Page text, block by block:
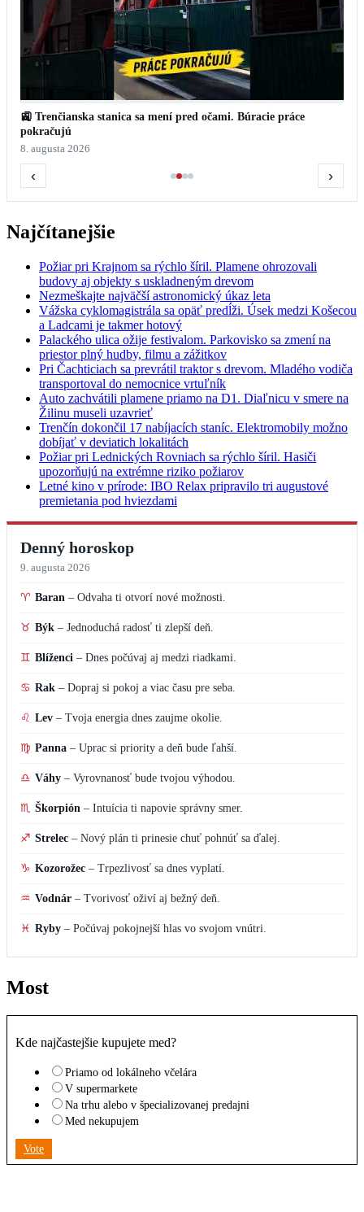
🚉 Trenčianska stanica sa mení pred očami. Búracie práce
pokračujú
8. augusta 2026
‹ ›
Najčítanejšie
Požiar pri Krajnom sa rýchlo šíril. Plamene ohrozovali
budovy aj objekty s uskladneným drevom
Nezmeškajte najväčší astronomický úkaz leta
Vážska cyklomagistrála sa opäť predĺži. Úsek medzi Košecou
a Ladcami je takmer hotový
Palackého ulica ožije festivalom. Parkovisko sa zmení na
priestor plný hudby, filmu a zážitkov
Pri Čachticiach sa prevrátil traktor s drevom. Mladého vodiča
transportoval do nemocnice vrtuľník
Auto zachvátili plamene priamo na D1. Diaľnicu v smere na
Žilinu museli uzavrieť
Trenčín dokončil 17 nabíjacích staníc. Elektromobily možno
dobíjať v deviatich lokalitách
Požiar pri Lednických Rovniach sa rýchlo šíril. Hasiči
upozorňujú na extrémne riziko požiarov
Letné kino v prírode: IBO Relax pripravilo tri augustové
premietania pod hviezdami
Denný horoskop
9. augusta 2026
♈ Baran – Odvaha ti otvorí nové možnosti.
♉ Býk – Jednoduchá radosť ti zlepší deň.
♊ Blíženci – Dnes počúvaj aj medzi riadkami.
♋ Rak – Dopraj si pokoj a viac času pre seba.
♌ Lev – Tvoja energia dnes zaujme okolie.
♍ Panna – Uprac si priority a deň bude ľahší.
♎ Váhy – Vyrovnanosť bude tvojou výhodou.
♏ Škorpión – Intuícia ti napovie správny smer.
♐ Strelec – Nový plán ti prinesie chuť pohnúť sa ďalej.
♑ Kozorožec – Trpezlivosť sa dnes vyplatí.
♒ Vodnár – Tvorivosť oživí aj bežný deň.
♓ Ryby – Počúvaj pokojnejší hlas vo svojom vnútri.
Most
Kde najčastejšie kupujete med?
Priamo od lokálneho včelára
V supermarkete
Na trhu alebo v špecializovanej predajni
Med nekupujem
Vote